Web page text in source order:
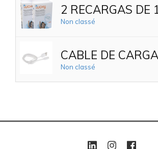
2 RECARGAS DE
Non classé
CABLE DE
Non classé